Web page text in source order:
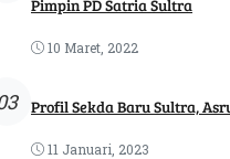
Pimpin PD Satria Sultra
10 Maret, 2022
Profil Sekda Baru Sultra,
11 Januari, 2023